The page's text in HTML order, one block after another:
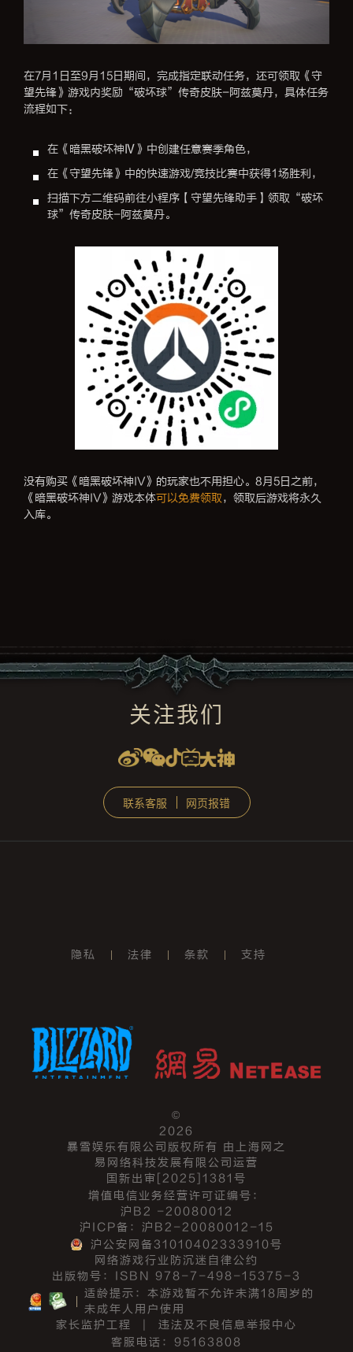
在7月1日至9月15日期间，完成指定联动任务，还可领取《守
望先锋》游戏内奖励“破坏球”传奇皮肤-阿兹莫丹，具体任务
流程如下：
在《暗黑破坏神Ⅳ》中创建任意赛季角色，
在《守望先锋》中的快速游戏/竞技比赛中获得1场胜利，
扫描下方二维码前往小程序【守望先锋助手】领取“破坏
球”传奇皮肤-阿兹莫丹。
没有购买《暗黑破坏神IV》的玩家也不用担心。8月5日之前，
《暗黑破坏神IV》游戏本体可以免费领取，领取后游戏将永久
入库。
关注我们
联系客服 网页报错
隐私 法律 条款 支持
©
2026
暴雪娱乐有限公司版权所有 由上海网之
易网络科技发展有限公司运营
国新出审[2025]1381号
增值电信业务经营许可证编号：
沪B2 -20080012
沪ICP备：沪B2-20080012-15
沪公安网备31010402333910号
网络游戏行业防沉迷自律公约
出版物号：ISBN 978-7-498-15375-3
适龄提示：本游戏暂不允许未满18周岁的
未成年人用户使用
家长监护工程
违法及不良信息举报中心
客服电话：95163808